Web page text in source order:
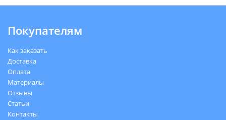
Покупателям
Как заказать
Доставка
Оплата
Материалы
Отзывы
Статьи
Контакты